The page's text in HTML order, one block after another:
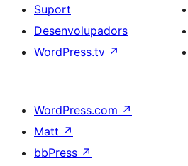
Suport
Desenvolupadors
WordPress.tv ↗
WordPress.com ↗
Matt ↗
bbPress ↗